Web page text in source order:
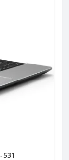
531